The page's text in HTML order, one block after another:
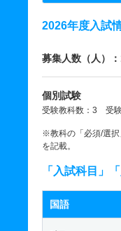
2026年度入試
募集人数（人）
個別試験
受験教科数：3 受
※教科の「必須/選択
を記載。
「入試科目」
国語